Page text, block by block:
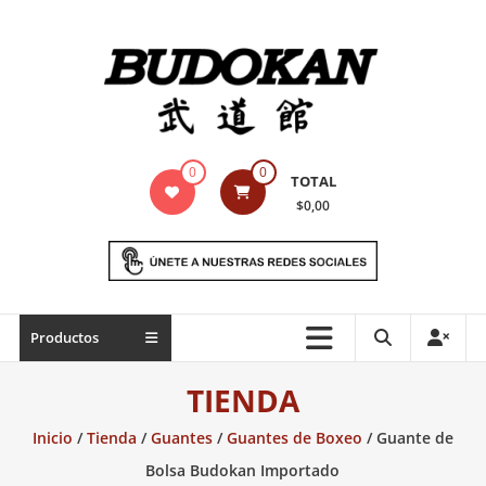
Indumentaria
marciales
Todo
necesario
de
0 0 TOTAL
$0,00
Productos
TIENDA
Inicio /Tienda /Guantes/Guantes de Boxeo / Guante de
Bolsa Budokan Importado